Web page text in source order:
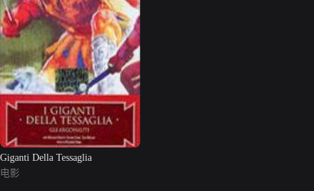
Giganti Della Tessaglia
电影